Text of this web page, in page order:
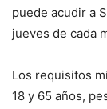
puede acudir a
jueves de cada
Los requisitos
18 y 65 años,